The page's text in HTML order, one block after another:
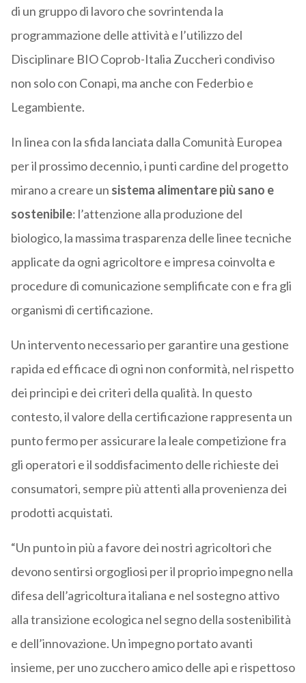
di un gruppo di lavoro che sovrintenda la
programmazione delle attività e l’utilizzo del
Disciplinare BIO Coprob-Italia Zuccheri condiviso
non solo con Conapi, ma anche con Federbio e
Legambiente.
In linea con la sfida lanciata dalla Comunità Europea
per il prossimo decennio, i punti cardine del progetto
mirano a creare un sistema alimentare più sano e
sostenibile: l’attenzione alla produzione del
biologico, la massima trasparenza delle linee tecniche
applicate da ogni agricoltore e impresa coinvolta e
procedure di comunicazione semplificate con e fra gli
organismi di certificazione.
Un intervento necessario per garantire una gestione
rapida ed efficace di ogni non conformità, nel rispetto
dei principi e dei criteri della qualità. In questo
contesto, il valore della certificazione rappresenta un
punto fermo per assicurare la leale competizione fra
gli operatori e il soddisfacimento delle richieste dei
consumatori, sempre più attenti alla provenienza dei
prodotti acquistati.
“Un punto in più a favore dei nostri agricoltori che
devono sentirsi orgogliosi per il proprio impegno nella
difesa dell’agricoltura italiana e nel sostegno attivo
alla transizione ecologica nel segno della sostenibilità
e dell’innovazione. Un impegno portato avanti
insieme, per uno zucchero amico delle api e rispettoso